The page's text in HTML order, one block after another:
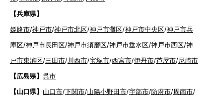
【兵庫県】
姫路市/神戸市/神戸市北区/神戸市灘区/神戸市中央区/神戸市兵
庫区/神戸市長田区/神戸市須磨区/神戸市垂水区/神戸市西区/神
戸市東灘区/三田市/川西市/宝塚市/西宮市/伊丹市/芦屋市/尼崎市
【広島県】 呉市
【山口県】 山口市/下関市/山陽小野田市/宇部市/防府市/周南市/